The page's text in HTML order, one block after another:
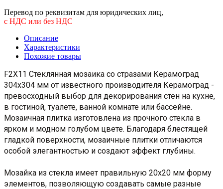
Перевод по реквизитам для юридических лиц,
с НДС или без НДС
Описание
Характеристики
Похожие товары
F2X11 Стеклянная мозаика со стразами Керамоград
304x304 мм от известного производителя Керамоград -
превосходный выбор для декорирования стен на кухне,
в гостиной, туалете, ванной комнате или бассейне.
Мозаичная плитка изготовлена из прочного стекла в
ярком и модном голубом цвете. Благодаря блестящей
гладкой поверхности, мозаичные плитки отличаются
особой элегантностью и создают эффект глубины.
Мозайка из стекла имеет правильную 20x20 мм форму
элементов, позволяющую создавать самые разные